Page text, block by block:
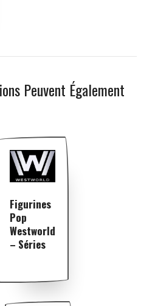
Peuvent Également
Figurines
Pop
Westworld
– Séries